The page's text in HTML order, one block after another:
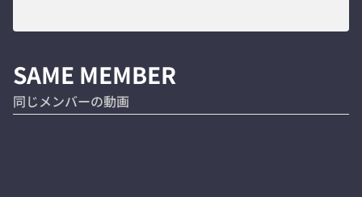
SAME MEMBER
同じメンバーの動画